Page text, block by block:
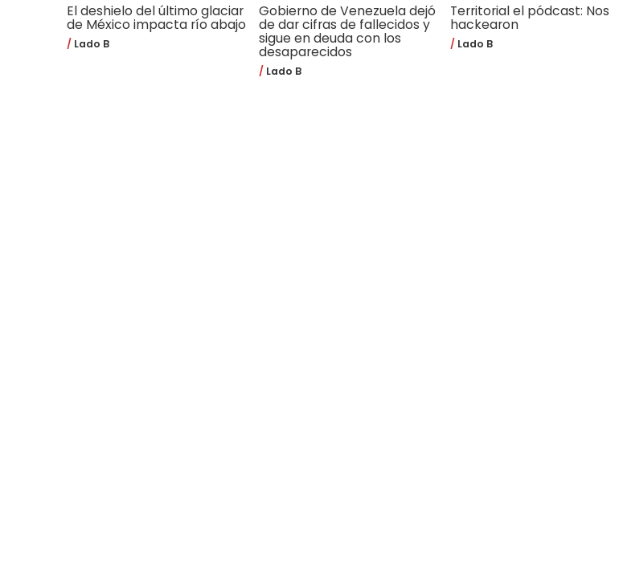
El deshielo del último glaciar
de México impacta río abajo
Lado B
Gobierno de Venezuela dejó
de dar cifras de fallecidos y
sigue en deuda con los
desaparecidos
Lado B
Territorial el pódcast: Nos
hackearon
Lado B